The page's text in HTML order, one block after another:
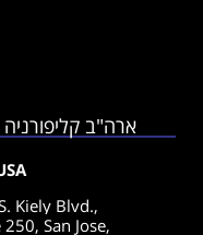
ארה"ב קליפורניה
Kiely Blvd.,
250, San Jose,